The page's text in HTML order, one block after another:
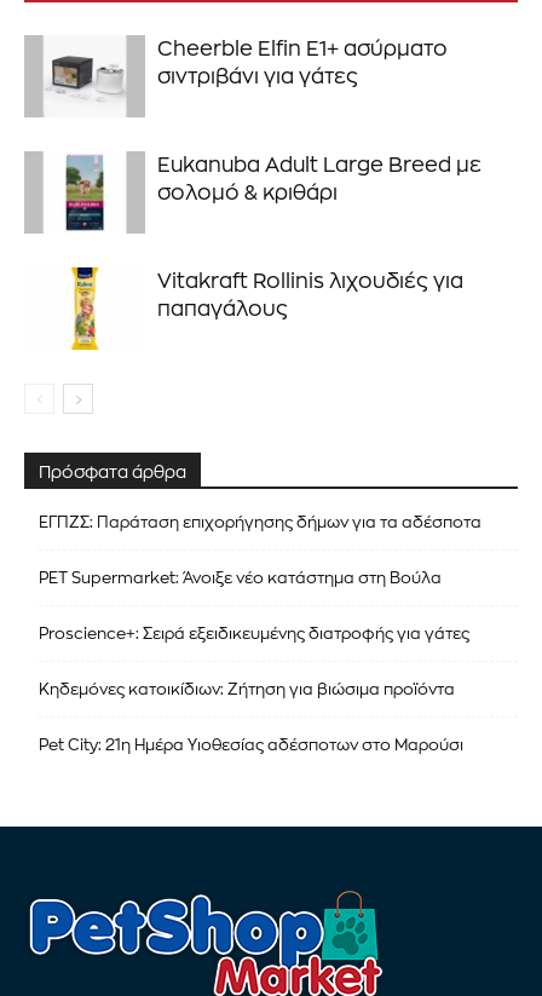
Cheerble Elfin E1+ ασύρματο
σιντριβάνι για γάτες
Eukanuba Adult Large Breed με
σολομό & κριθάρι
Vitakraft Rollinis λιχουδιές για
παπαγάλους
Πρόσφατα άρθρα
ΕΓΠΖΣ: Παράταση επιχορήγησης δήμων για τα αδέσποτα
PET Supermarket: Άνοιξε νέο κατάστημα στη Βούλα
Proscience+: Σειρά εξειδικευμένης διατροφής για γάτες
Κηδεμόνες κατοικίδιων: Ζήτηση για βιώσιμα προϊόντα
Pet City: 21η Ημέρα Υιοθεσίας αδέσποτων στο Μαρούσι